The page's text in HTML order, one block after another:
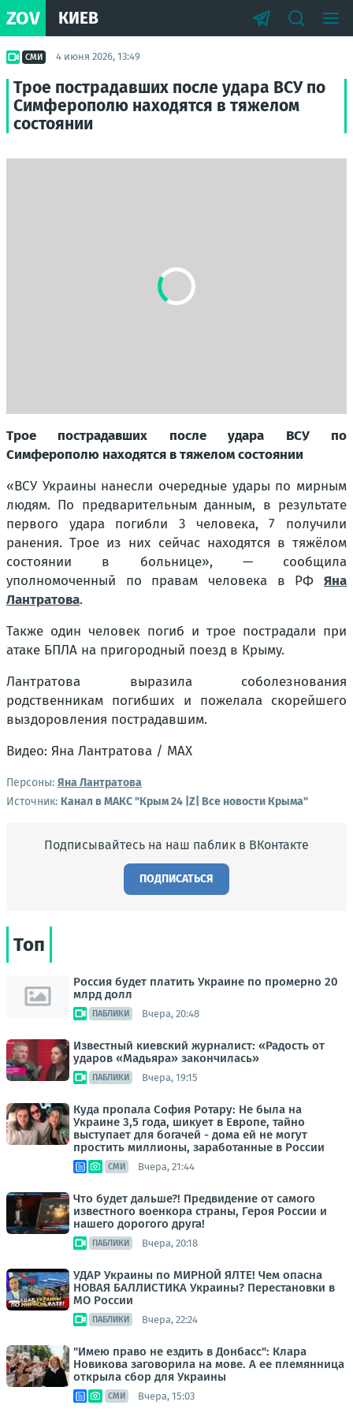
ZOV КИЕВ
СМИ 4 июня 2026, 13:49
Трое пострадавших после удара ВСУ по
Симферополю находятся в тяжелом
состоянии
Трое пострадавших после удара ВСУ по
Симферополю находятся в тяжелом состоянии
«ВСУ Украины нанесли очередные удары по мирным
людям. По предварительным данным, в результате
первого удара погибли 3 человека, 7 получили
ранения. Трое из них сейчас находятся в тяжёлом
состоянии в больнице», — сообщила
уполномоченный по правам человека в РФ Яна
Лантратова.
Также один человек погиб и трое пострадали при
атаке БПЛА на пригородный поезд в Крыму.
Лантратова выразила соболезнования
родственникам погибших и пожелала скорейшего
выздоровления пострадавшим.
Видео: Яна Лантратова / MAX
Персоны: Яна Лантратова
Источник: Канал в МАКС "Крым 24 |Z| Все новости Крыма"
Подписывайтесь на наш паблик в ВКонтакте
ПОДПИСАТЬСЯ
Топ
Россия будет платить Украине по промерно 20
млрд долл
ПАБЛИКИ Вчера, 20:48
Известный киевский журналист: «Радость от
ударов «Мадьяра» закончилась»
ПАБЛИКИ Вчера, 19:15
Куда пропала София Ротару: Не была на
Украине 3,5 года, шикует в Европе, тайно
выступает для богачей - дома ей не могут
простить миллионы, заработанные в России
СМИ Вчера, 21:44
Что будет дальше?! Предвидение от самого
известного военкора страны, Героя России и
нашего дорогого друга!
ПАБЛИКИ Вчера, 20:18
УДАР Украины по МИРНОЙ ЯЛТЕ! Чем опасна
НОВАЯ БАЛЛИСТИКА Украины? Перестановки в
МО России
ПАБЛИКИ Вчера, 22:24
"Имею право не ездить в Донбасс": Клара
Новикова заговорила на мове. А ее племянница
открыла сбор для Украины
СМИ Вчера, 15:03